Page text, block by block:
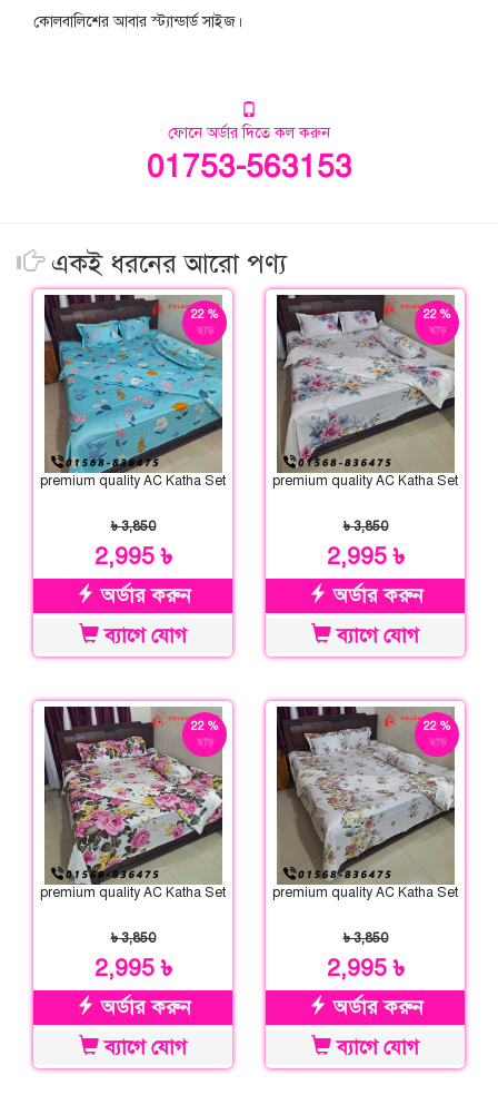
কোলবালিশের আবার স্ট্যান্ডার্ড সাইজ।
ফোনে অর্ডার দিতে কল করুন
01753-563153
একই ধরনের আরো পণ্য
22 %
ছাড়
premium quality AC Katha Set
৳ 3,850
2,995 ৳
অর্ডার করুন
ব্যাগে যোগ
22 %
ছাড়
premium quality AC Katha Set
৳ 3,850
2,995 ৳
অর্ডার করুন
ব্যাগে যোগ
22 %
ছাড়
premium quality AC Katha Set
৳ 3,850
2,995 ৳
অর্ডার করুন
ব্যাগে যোগ
22 %
ছাড়
premium quality AC Katha Set
৳ 3,850
2,995 ৳
অর্ডার করুন
ব্যাগে যোগ